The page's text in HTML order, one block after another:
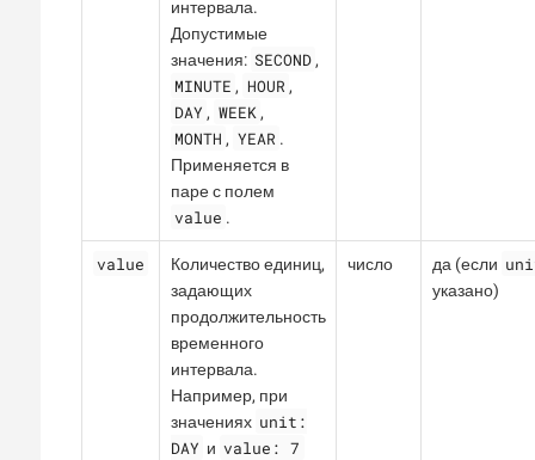
интервала.
Допустимые
значения: SECOND ,
MINUTE , HOUR ,
DAY , WEEK ,
MONTH , YEAR .
Применяется в
паре с полем
value .
value
Количество единиц,
задающих
продолжительность
временного
интервала.
Например, при
значениях unit:
DAY и value: 7
число да (если
указано)